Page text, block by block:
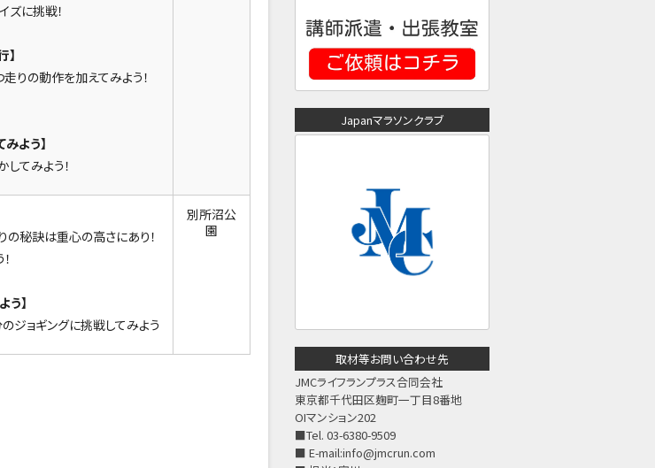
ズに挑戦！
】
りの動作を加えてみよう！
よう】
てみよう！
の秘訣は重心の高さにあり！
】
ジョギングに挑戦してみよう
別所沼公
園
Japanマラソンクラブ
取材等お問い合わせ先
JMCライフランプラス合同会社
東京都千代田区麹町一丁目8番地
OIマンション202
■Tel. 03-6380-9509
■ E-mail:info@jmcrun.com